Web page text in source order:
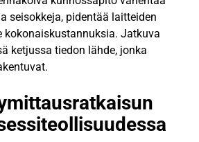
seisokkeja, pidentää laitteiden
kokonaiskustannuksia. Jatkuva
ketjussa tiedon lähde, jonka